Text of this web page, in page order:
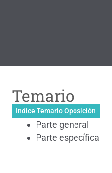
Temario
Indice Temario Oposición
Parte general
Parte específica